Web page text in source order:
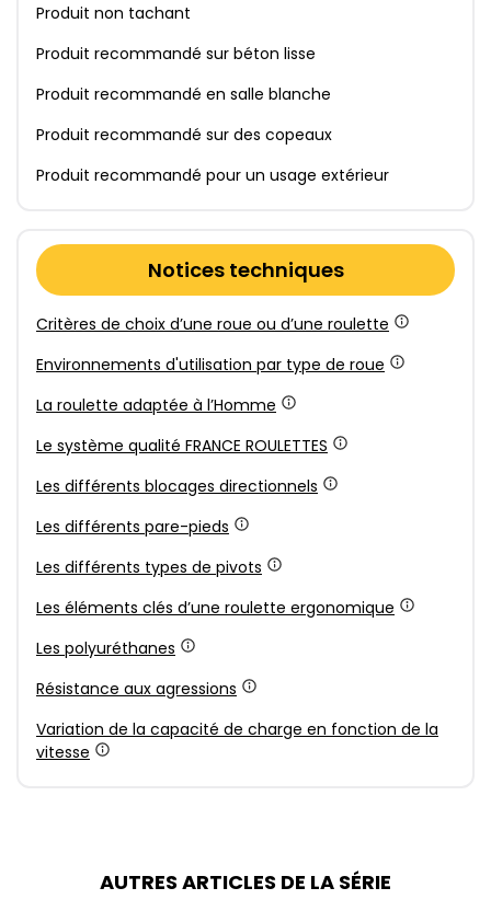
Produit non tachant
Produit recommandé sur béton lisse
Produit recommandé en salle blanche
Produit recommandé sur des copeaux
Produit recommandé pour un usage extérieur
Notices techniques
Critères de choix d’une roue ou d’une roulette
Environnements d'utilisation par type de roue
La roulette adaptée à l’Homme
Le système qualité FRANCE ROULETTES
Les différents blocages directionnels
Les différents pare-pieds
Les différents types de pivots
Les éléments clés d’une roulette ergonomique
Les polyuréthanes
Résistance aux agressions
Variation de la capacité de charge en fonction de la
vitesse
AUTRES ARTICLES DE LA SÉRIE